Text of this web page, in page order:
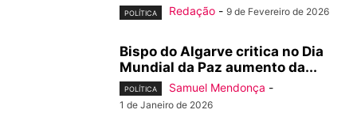
POLÍTICA Redação - 9 de Fevereiro de 2026
Bispo do Algarve critica no Dia
Mundial da Paz aumento da...
POLÍTICA Samuel Mendonça -
1 de Janeiro de 2026